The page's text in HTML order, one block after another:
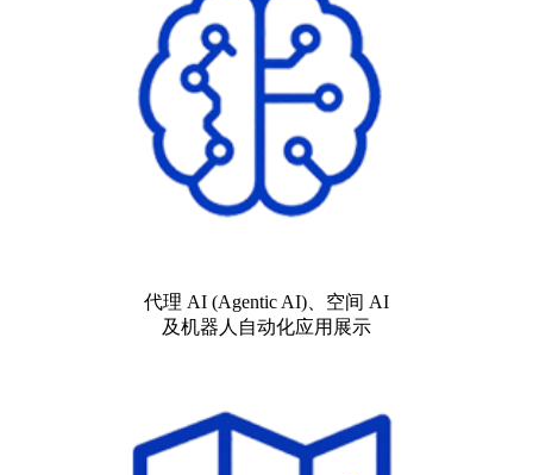
代理 AI (Agentic AI)、空间 AI
及机器人自动化应用展示